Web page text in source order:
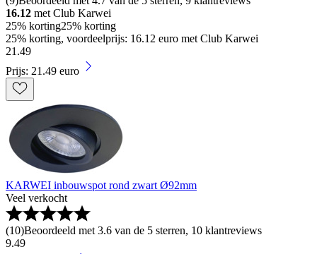
16.12 met Club Karwei
25% korting25% korting
25% korting, voordeelprijs: 16.12 euro met Club Karwei
21 .49
Prijs: 21.49 euro
KARWEI inbouwspot rond zwart Ø92mm
Veel verkocht
(10)Beoordeeld met 3.6 van de 5 sterren, 10 klantreviews
9.49